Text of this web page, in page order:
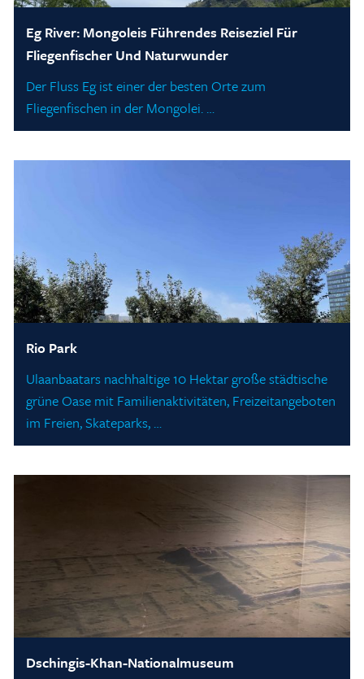
Blogs & Artikel
Eg River: Mongoleis Führendes Reiseziel Für
Fliegenfischer Und Naturwunder
Der Fluss Eg ist einer der besten Orte zum
Fliegenfischen in der Mongolei. …
Rio Park
Ulaanbaatars nachhaltige 10 Hektar große städtische
grüne Oase mit Familienaktivitäten, Freizeitangeboten
im Freien, Skateparks, …
Dschingis-Khan-Nationalmuseum